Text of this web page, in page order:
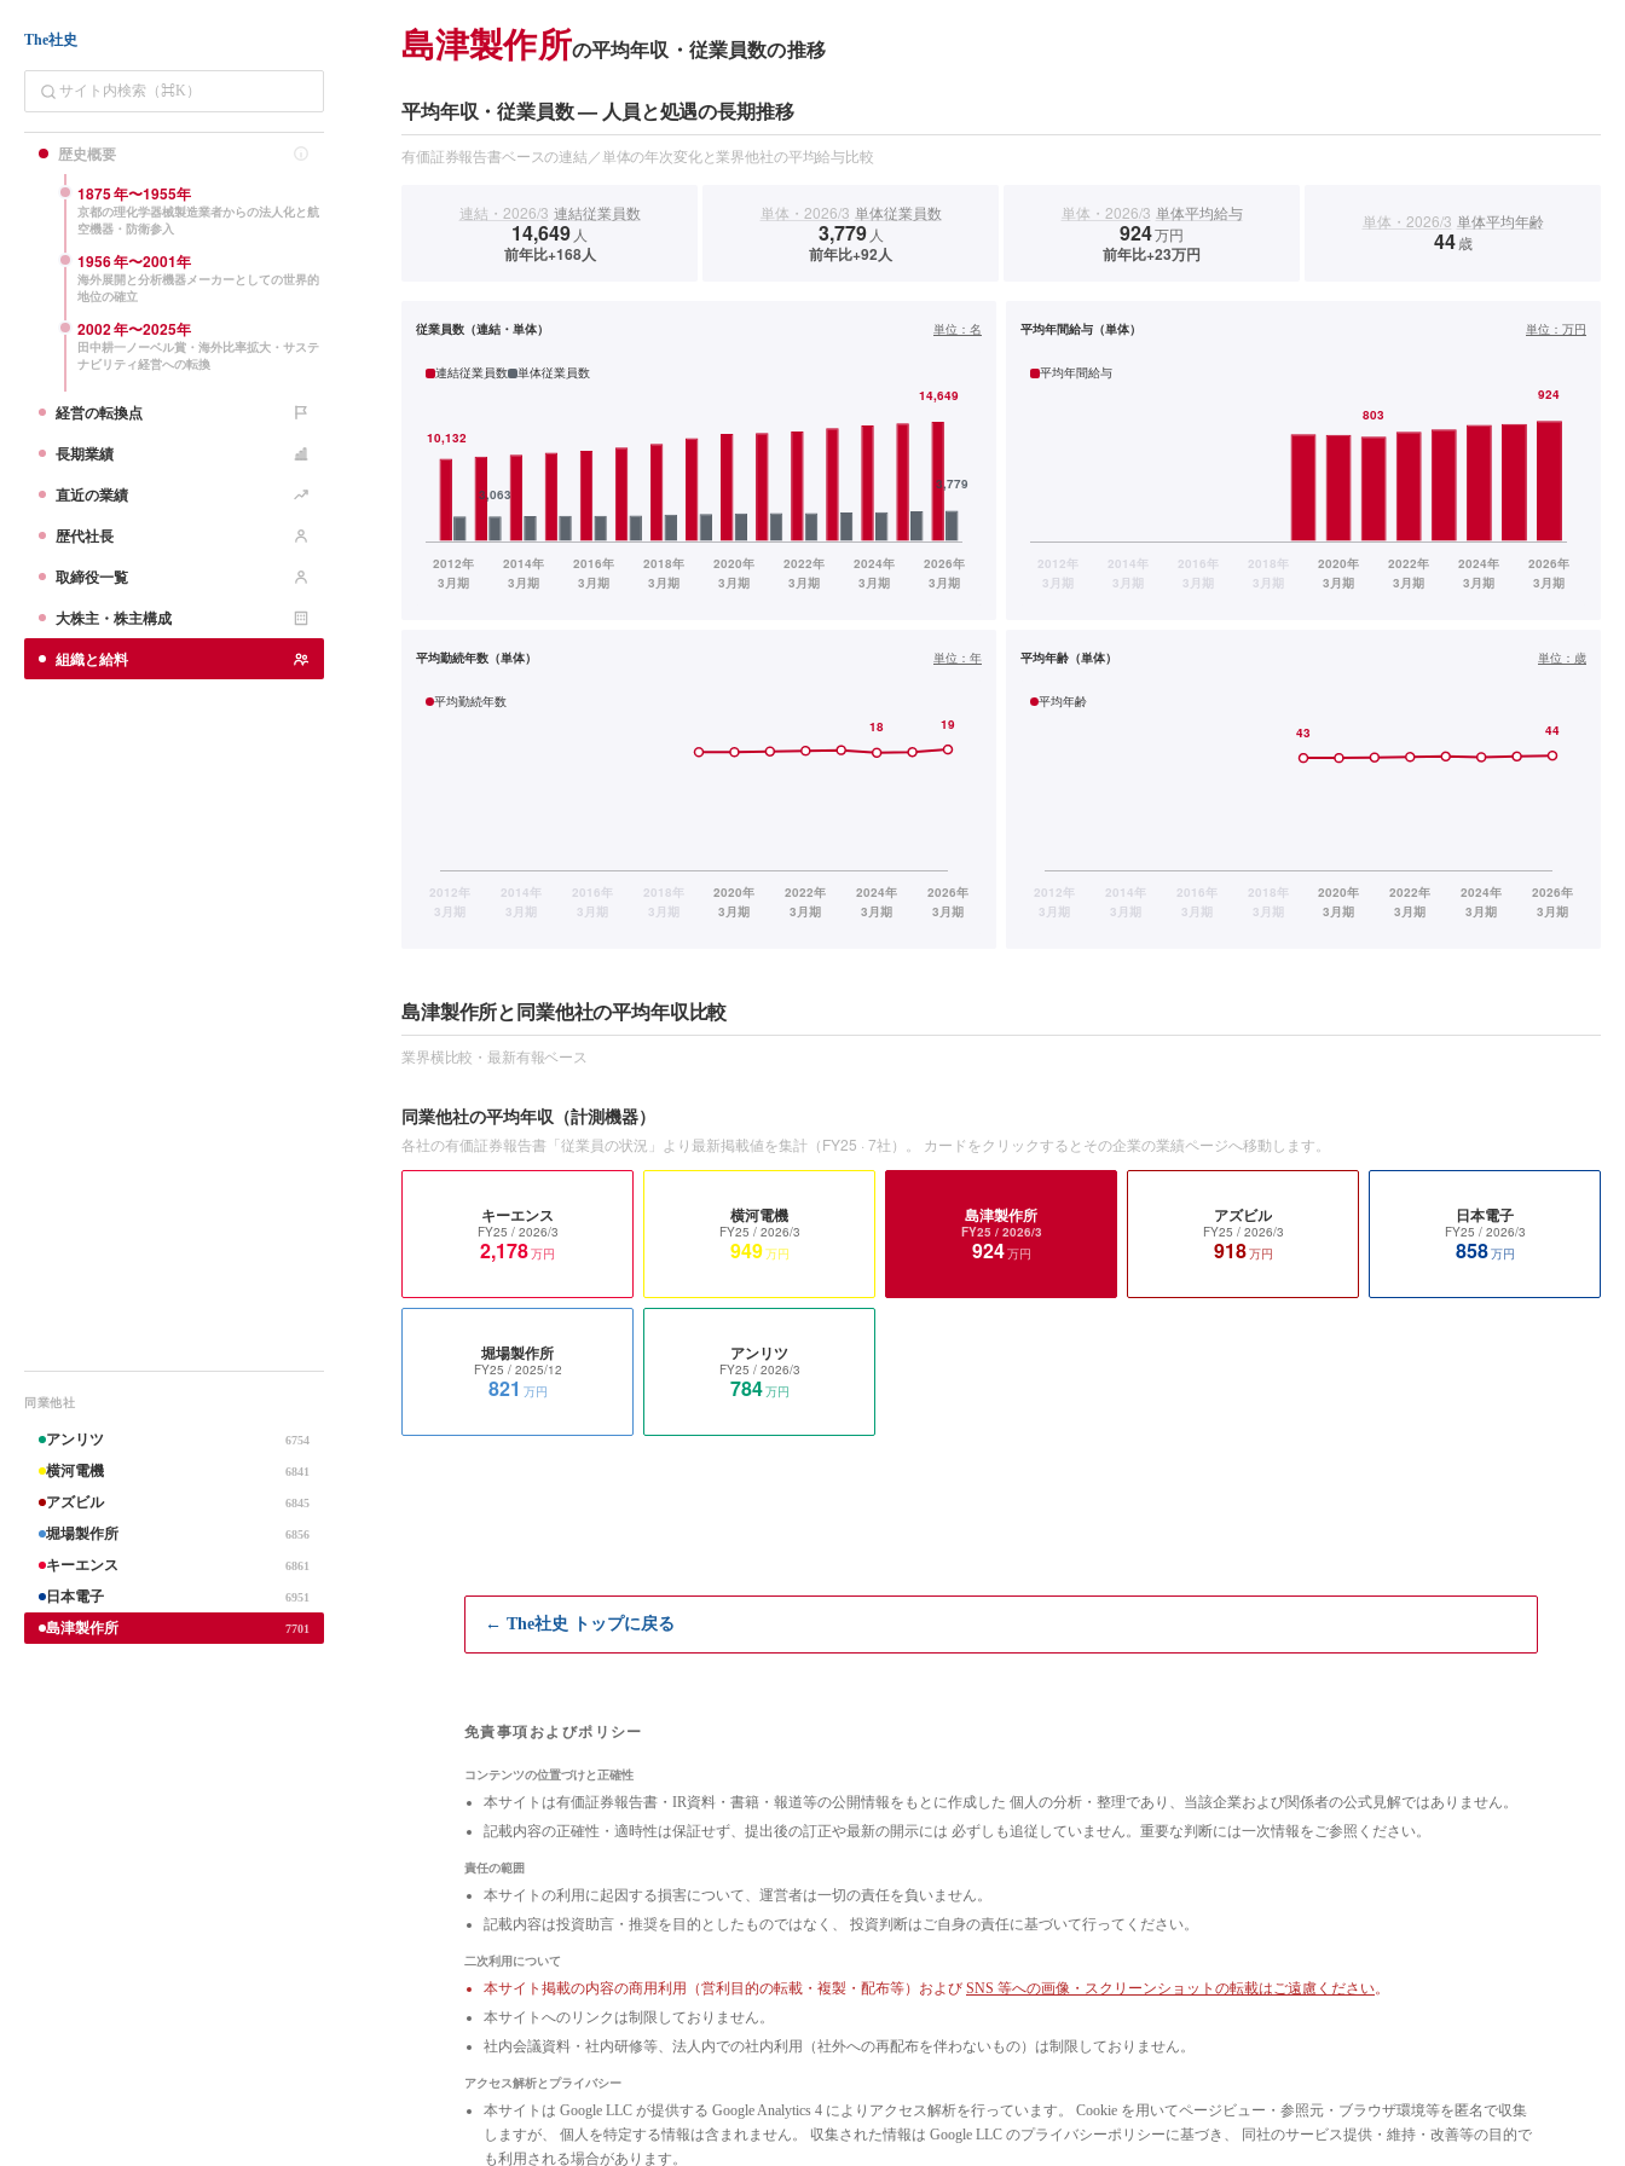
The社史
歴史概要
1875年〜1955年
京都の理化学器械製造業者からの法人化と航
空機器・防衛参入
1956年〜2001年
海外展開と分析機器メーカーとしての世界的
地位の確立
2002年〜2025年
田中耕一ノーベル賞・海外比率拡大・サステ
ナビリティ経営への転換
経営の転換点
長期業績
直近の業績
歴代社長
取締役一覧
大株主・株主構成
組織と給料
同業他社
アンリツ 6754
横河電機 6841
アズビル 6845
堀場製作所 6856
キーエンス 6861
日本電子 6951
島津製作所 7701
島津製作所の平均年収・従業員数の推移
平均年収・従業員数 — 人員と処遇の長期推移
有価証券報告書ベースの連結／単体の年次変化と業界他社の平均給与比較
連結・2026/3 連結従業員数
14,649 人
前年比+168人
単体・2026/3 単体従業員数
3,779 人
前年比+92人
単体・2026/3 単体平均給与
924万円
前年比+23万円
単体・2026/3 単体平均年齢
44 歳
従業員数（連結・単体） 単位： 名
連結従業員数 単体従業員数
平均年間給与（単体） 単位： 万円
平均年間給与
平均勤続年数（単体） 単位： 年
平均勤続年数
平均年齢（単体） 単位： 歳
平均年齢
島津製作所と同業他社の平均年収比較
業界横比較・最新有報ベース
同業他社の平均年収 （計測機器）
各社の有価証券報告書「従業員の状況」より最新掲載値を集計（FY25 · 7社）。 カードをクリックするとその企業の業績ページへ移動します。
キーエンス
FY25 / 2026/3
2,178万円
横河電機
FY25 / 2026/3
949万円
島津製作所
FY25 / 2026/3
924万円
アズビル
FY25 / 2026/3
918万円
日本電子
FY25 / 2026/3
858万円
堀場製作所
FY25 / 2025/12
821 万円
アンリツ
FY25 / 2026/3
784万円
← The社史 トップに戻る
免責事項およびポリシー
コンテンツの位置づけと正確性
本サイトは有価証券報告書・IR資料・書籍・報道等の公開情報をもとに作成した 個人の分析・整理であり、当該企業および関係者の公式見解ではありません。
記載内容の正確性・適時性は保証せず、提出後の訂正や最新の開示には 必ずしも追従していません。重要な判断には一次情報をご参照ください。
責任の範囲
本サイトの利用に起因する損害について、運営者は一切の責任を負いません。
記載内容は投資助言・推奨を目的としたものではなく、 投資判断はご自身の責任に基づいて行ってください。
二次利用について
本サイト掲載の内容の商用利用（営利目的の転載・複製・配布等）および SNS 等への画像・スクリーンショットの転載はご遠慮ください。
本サイトへのリンクは制限しておりません。
社内会議資料・社内研修等、法人内での社内利用（社外への再配布を伴わないもの）は制限しておりません。
アクセス解析とプライバシー
本サイトは Google LLC が提供する Google Analytics 4 によりアクセス解析を行っています。 Cookie を用いてページビュー・参照元・ブラウザ環境等を匿名で収集
しますが、 個人を特定する情報は含まれません。 収集された情報は Google LLC のプライバシーポリシーに基づき、 同社のサービス提供・維持・改善等の目的で
も利用される場合があります。